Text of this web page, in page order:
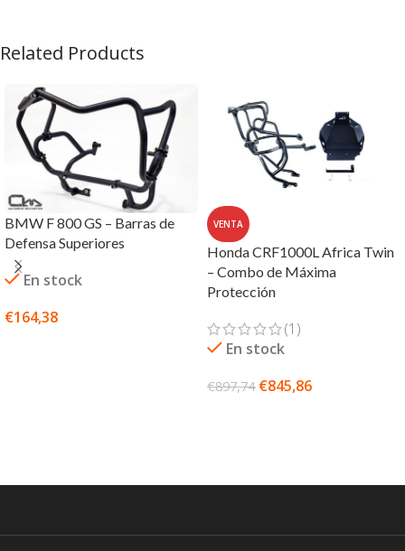
Related Products
BMW F 800 GS – Barras de
Defensa Superiores
En stock
€164,38
VENTA
Honda CRF1000L Africa Twin
– Combo de Máxima
Protección
(1)
En stock
€897,74 €845,86